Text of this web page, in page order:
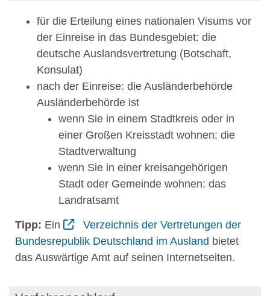
für die Erteilung eines nationalen Visums vor
der Einreise in das Bundesgebiet: die
deutsche Auslandsvertretung (Botschaft,
Konsulat)
nach der Einreise: die Ausländerbehörde
Ausländerbehörde ist
wenn Sie in einem Stadtkreis oder in
einer Großen Kreisstadt wohnen: die
Stadtverwaltung
wenn Sie in einer kreisangehörigen
Stadt oder Gemeinde wohnen: das
Landratsamt
Tipp: Ein
Verzeichnis der Vertretungen der
Bundesrepublik Deutschland im Ausland bietet
das Auswärtige Amt auf seinen Internetseiten.